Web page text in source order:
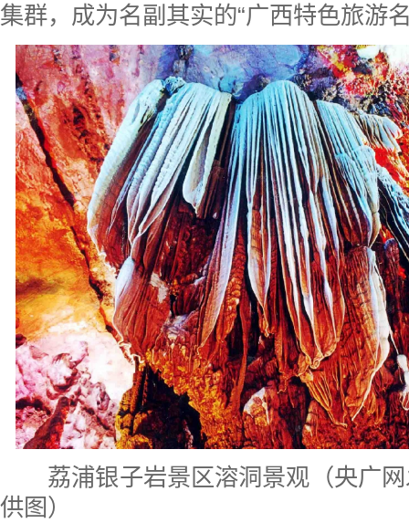
集群，成为名副其实的“广西特色旅游
荔浦银子岩景区溶洞景观（央广
供图）